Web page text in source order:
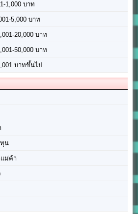
1,000 บาท
5,000 บาท
20,000 บาท
50,000 บาท
บาทขึ้นไป
น
ม่ค้า